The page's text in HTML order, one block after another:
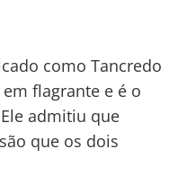
como Tancredo
flagrante e é o
admitiu que
que os dois